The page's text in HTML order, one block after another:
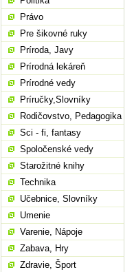
Právo
Pre šikovné ruky
Príroda, Javy
Prírodná lekáreň
Prírodné vedy
Príručky,Slovníky
Rodičovstvo, Pedagogika
Sci - fi, fantasy
Spoločenské vedy
Starožitné knihy
Technika
Učebnice, Slovníky
Umenie
Varenie, Nápoje
Zabava, Hry
Zdravie, Šport